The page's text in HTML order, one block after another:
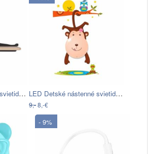
LED Detské nástenné svietidlo s… LED Detské nástenné svietidlo MONKEY…
9,-8,-€
- 9%